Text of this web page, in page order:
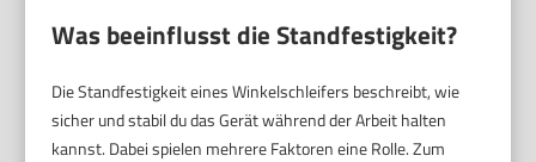
Was beeinflusst die Standfestigkeit?
Die Standfestigkeit eines Winkelschleifers beschreibt, wie
sicher und stabil du das Gerät während der Arbeit halten
kannst. Dabei spielen mehrere Faktoren eine Rolle. Zum